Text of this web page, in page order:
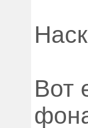
Вот